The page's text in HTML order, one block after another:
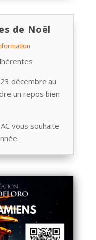
de Noël
décembre au
un repos bien
vous souhaite